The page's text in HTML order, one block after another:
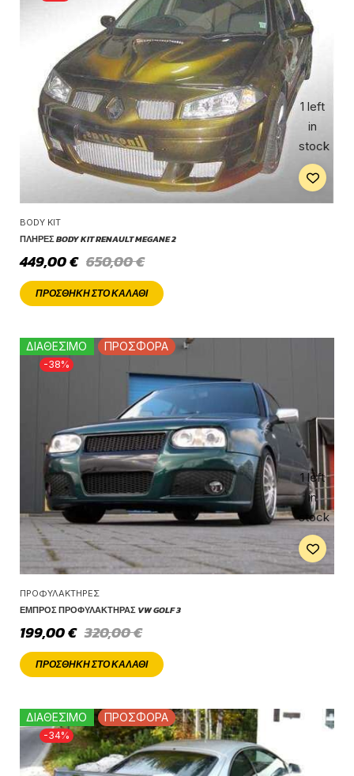
1 left
in
stock
BODY KIT
ΠΛΉΡΕΣ BODY KIT RENAULT MEGANE 2
650,00€
449,00€
ΠΡΟΣΘΉΚΗ ΣΤΟ ΚΑΛΆΘΙ
-38%
ΔΙΑΘΕΣΙΜΟ ΠΡΟΣΦΟΡΑ
1 left
in
stock
ΠΡΟΦΥΛΑΚΤΉΡΕΣ
ΕΜΠΡΌΣ ΠΡΟΦΥΛΑΚΤΉΡΑΣ VW GOLF 3
320,00€
199,00€
ΠΡΟΣΘΉΚΗ ΣΤΟ ΚΑΛΆΘΙ
-34%
ΔΙΑΘΕΣΙΜΟ ΠΡΟΣΦΟΡΑ